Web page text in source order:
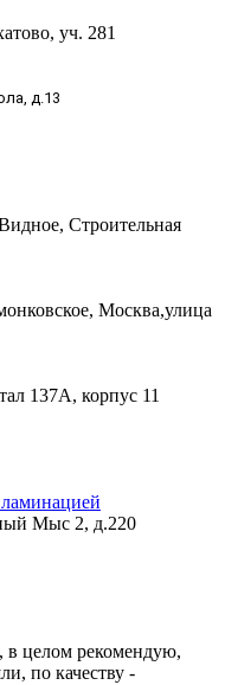
уч. 281
д.13
Строительная
Москва,улица
137А, корпус 11
Мыс 2, д.220
в целом рекомендую,
по качеству -